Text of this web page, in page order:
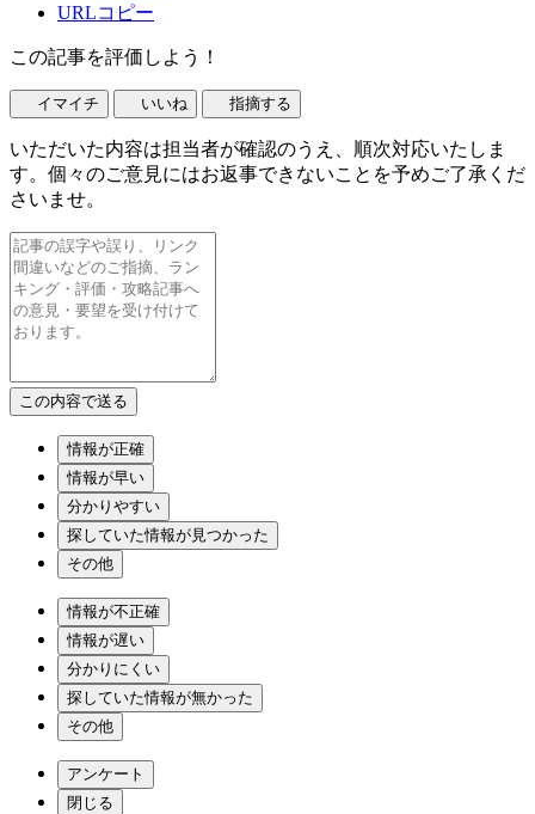
URLコピー
この記事を評価しよう！
イマイチ いいね 指摘する
いただいた内容は担当者が確認のうえ、順次対応いたしま
す。個々のご意見にはお返事できないことを予めご了承くだ
さいませ。
情報が正確
情報が早い
分かりやすい
探していた情報が見つかった
その他
情報が不正確
情報が遅い
分かりにくい
探していた情報が無かった
その他
アンケート
閉じる